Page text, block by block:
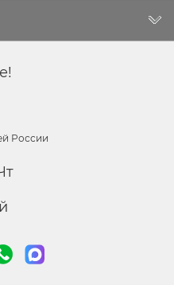
России